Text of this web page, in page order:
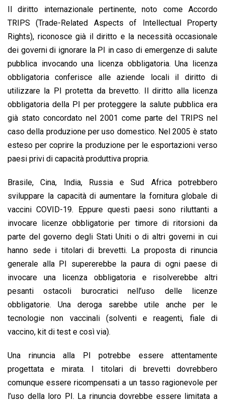
Il diritto internazionale pertinente, noto come Accordo
TRIPS (Trade-Related Aspects of Intellectual Property
Rights), riconosce già il diritto e la necessità occasionale
dei governi di ignorare la PI in caso di emergenze di salute
pubblica invocando una licenza obbligatoria. Una licenza
obbligatoria conferisce alle aziende locali il diritto di
utilizzare la PI protetta da brevetto. Il diritto alla licenza
obbligatoria della PI per proteggere la salute pubblica era
già stato concordato nel 2001 come parte del TRIPS nel
caso della produzione per uso domestico. Nel 2005 è stato
esteso per coprire la produzione per le esportazioni verso
paesi privi di capacità produttiva propria.
Brasile, Cina, India, Russia e Sud Africa potrebbero
sviluppare la capacità di aumentare la fornitura globale di
vaccini COVID-19. Eppure questi paesi sono riluttanti a
invocare licenze obbligatorie per timore di ritorsioni da
parte del governo degli Stati Uniti o di altri governi in cui
hanno sede i titolari di brevetti. La proposta di rinuncia
generale alla PI supererebbe la paura di ogni paese di
invocare una licenza obbligatoria e risolverebbe altri
pesanti ostacoli burocratici nell’uso delle licenze
obbligatorie. Una deroga sarebbe utile anche per le
tecnologie non vaccinali (solventi e reagenti, fiale di
vaccino, kit di test e così via).
Una rinuncia alla PI potrebbe essere attentamente
progettata e mirata. I titolari di brevetti dovrebbero
comunque essere ricompensati a un tasso ragionevole per
l’uso della loro PI. La rinuncia dovrebbe essere limitata a